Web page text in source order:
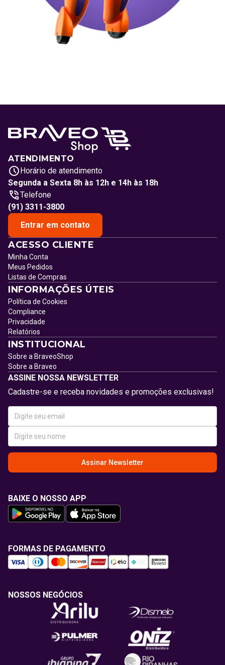
ATENDIMENTO
Horário de atendimento
Segunda a Sexta 8h às 12h e 14h às 18h
Telefone
(91) 3311-3800
Entrar em contato
ACESSO CLIENTE
Minha Conta
Meus Pedidos
Listas de Compras
INFORMAÇÕES ÚTEIS
Política de Cookies
Compliance
Privacidade
Relatórios
INSTITUCIONAL
Sobre a BraveoShop
Sobre a Braveo
ASSINE NOSSA NEWSLETTER
Cadastre-se e receba novidades e promoções exclusivas!
Assinar Newsletter
BAIXE O NOSSO APP
FORMAS DE PAGAMENTO
NOSSOS NEGÓCIOS